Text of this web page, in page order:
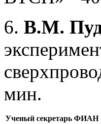
6. В.М.
мин.
Ученый секретарь ФИАН